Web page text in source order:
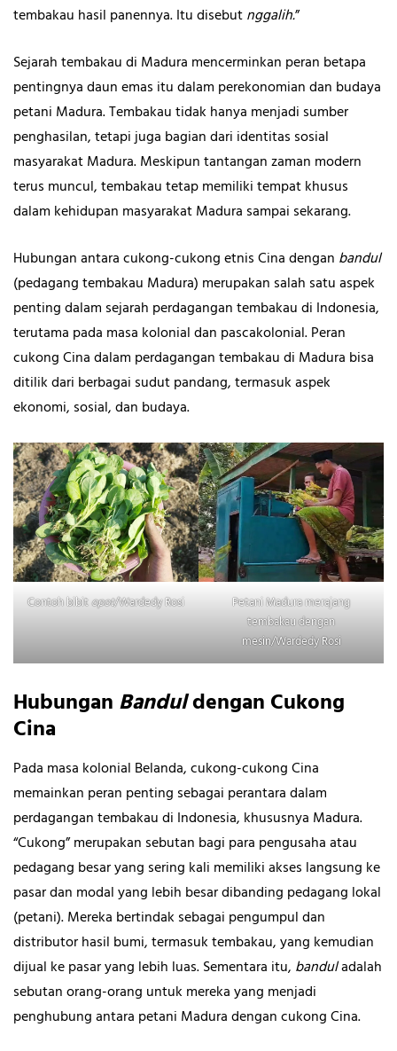
tembakau hasil panennya. Itu disebutnggalih.”
Sejarah tembakau di Madura mencerminkan peran betapa
pentingnya daun emas itu dalam perekonomian dan budaya
petani Madura. Tembakau tidak hanya menjadi sumber
penghasilan, tetapi juga bagian dari identitas sosial
masyarakat Madura. Meskipun tantangan zaman modern
terus muncul, tembakau tetap memiliki tempat khusus
dalam kehidupan masyarakat Madura sampai sekarang.
Hubungan antara cukong-cukong etnis Cina dengan bandul
(pedagang tembakau Madura) merupakan salah satu aspek
penting dalam sejarah perdagangan tembakau di Indonesia,
terutama pada masa kolonial dan pascakolonial. Peran
cukong Cina dalam perdagangan tembakau di Madura bisa
ditilik dari berbagai sudut pandang, termasuk aspek
ekonomi, sosial, dan budaya.
Contoh bibitopot/Wardedy Rosi
Petani Madura merajang
tembakau dengan
mesin/Wardedy Rosi
Hubungan Banduldengan Cukong
Cina
Pada masa kolonial Belanda, cukong-cukong Cina
memainkan peran penting sebagai perantara dalam
perdagangan tembakau di Indonesia, khususnya Madura.
“Cukong” merupakan sebutan bagi para pengusaha atau
pedagang besar yang sering kali memiliki akses langsung ke
pasar dan modal yang lebih besar dibanding pedagang lokal
(petani). Mereka bertindak sebagai pengumpul dan
distributor hasil bumi, termasuk tembakau, yang kemudian
dijual ke pasar yang lebih luas. Sementara itu, banduladalah
sebutan orang-orang untuk mereka yang menjadi
penghubung antara petani Madura dengan cukong Cina.